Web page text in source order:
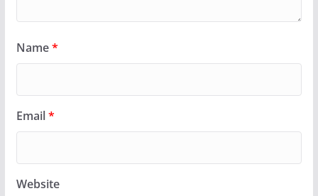
Name*
Email*
Website